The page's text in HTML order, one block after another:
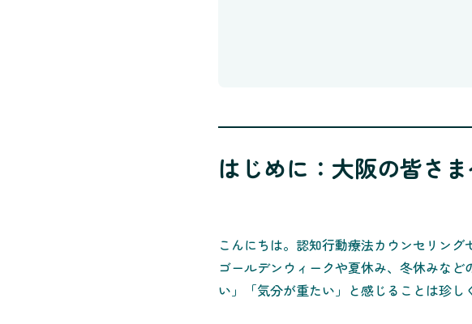
はじめに：大阪の皆さ
こんにちは。認知行動療法カウンセリング
ゴールデンウィークや夏休み、冬休みな
い」「気分が重たい」と感じることは珍し